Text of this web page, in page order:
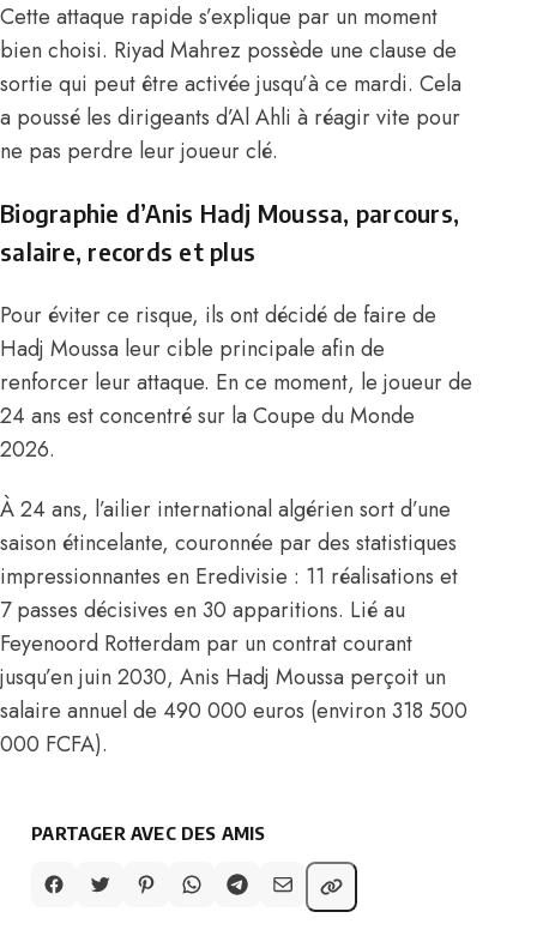
Cette attaque rapide s’explique par un moment
bien choisi. Riyad Mahrez possède une clause de
sortie qui peut être activée jusqu’à ce mardi. Cela
a poussé les dirigeants d’Al Ahli à réagir vite pour
ne pas perdre leur joueur clé.
Biographie d’Anis Hadj Moussa, parcours,
salaire, records et plus
Pour éviter ce risque, ils ont décidé de faire de
Hadj Moussa leur cible principale afin de
renforcer leur attaque. En ce moment, le joueur de
24 ans est concentré sur la Coupe du Monde
2026.
À 24 ans, l’ailier international algérien sort d’une
saison étincelante, couronnée par des statistiques
impressionnantes en Eredivisie : 11 réalisations et
7 passes décisives en 30 apparitions. Lié au
Feyenoord Rotterdam par un contrat courant
jusqu’en juin 2030, Anis Hadj Moussa perçoit un
salaire annuel de 490 000 euros (environ 318 500
000 FCFA).
PARTAGER AVEC DES AMIS